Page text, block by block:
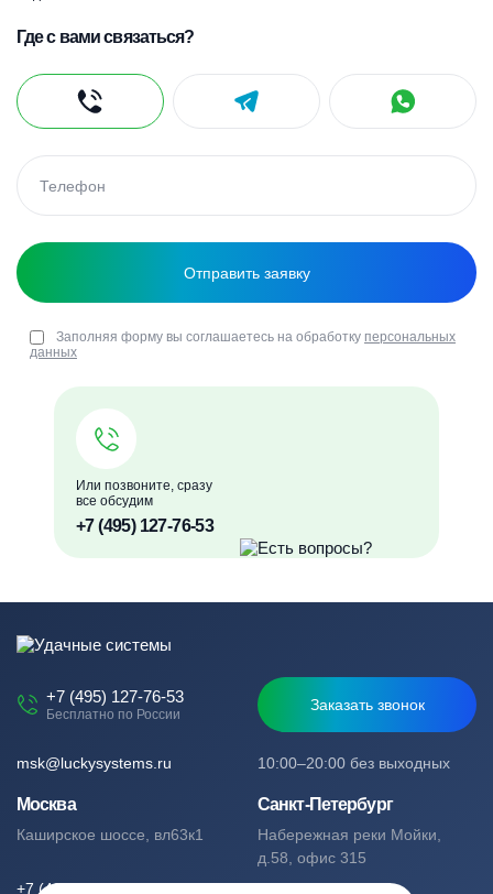
Или позвоните, сразу
все обсудим
+7 (495) 127-76-53
Где с вами связаться?
Заполняя форму вы соглашаетесь на обработку персональных
данных
+7 (495) 127-76-53
Бесплатно по России
Заказать звонок
10:00–20:00 без выходных
msk@luckysystems.ru
Москва
Каширское шоссе, вл63к1
+7 (495) 127-76-53
Санкт-Петербург
Набережная реки Мойки,
д.58, офис 315
+7 (812) 244-49-61